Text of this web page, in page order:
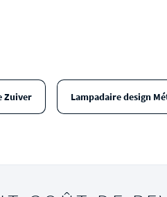
Zuiver Lampadaire design